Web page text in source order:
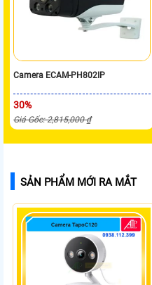
Camera ECAM-PH802IP
30%
Giá Gốc: 2,815,000 ₫
SẢN PHẨM MỚI RA MẮT